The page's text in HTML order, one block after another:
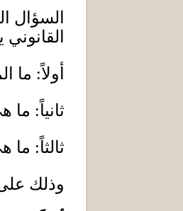
السؤال
أولاً: ما
ثانياً: ما
ثالثاً: ما
وذلك على